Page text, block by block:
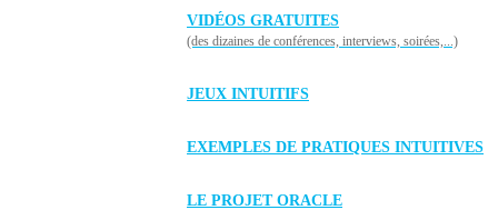
VIDÉOS GRATUITES
(des dizaines de conférences, interviews, soirées,...)
JEUX INTUITIFS
EXEMPLES DE PRATIQUES INTUITIVES
LE PROJET ORACLE